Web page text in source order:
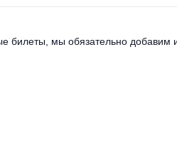
билеты, мы обязательно добавим